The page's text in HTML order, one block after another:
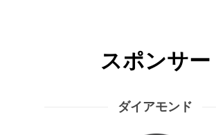
スポンサー
ダイアモンド